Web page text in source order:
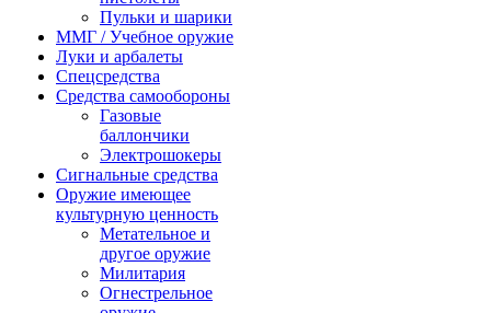
Пульки и шарики
ММГ / Учебное оружие
Луки и арбалеты
Спецсредства
Средства самообороны
Газовые
баллончики
Электрошокеры
Сигнальные средства
Оружие имеющее
культурную ценность
Метательное и
другое оружие
Милитария
Огнестрельное